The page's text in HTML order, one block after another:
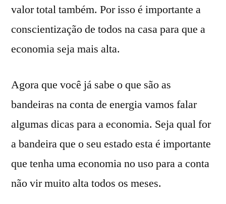
valor total também. Por isso é importante a
conscientização de todos na casa para que a
economia seja mais alta.
Agora que você já sabe o que são as
bandeiras na conta de energia vamos falar
algumas dicas para a economia. Seja qual for
a bandeira que o seu estado esta é importante
que tenha uma economia no uso para a conta
não vir muito alta todos os meses.